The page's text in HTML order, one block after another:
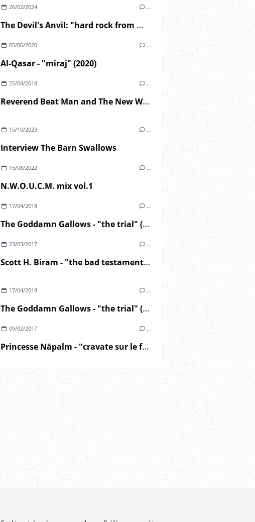
26/02/2024 …
The Devil's Anvil: "hard rock from middle east" (1967)
05/06/2020 …
Al-Qasar - "miraj" (2020)
25/04/2018 …
Reverend Beat Man and The New Wave - "blues trash" (2018)
15/10/2023 …
Interview The Barn Swallows
15/08/2022 …
N.W.O.U.C.M. mix vol.1
17/04/2018 …
The Goddamn Gallows - "the trial" (2018)
23/03/2017 …
Scott H. Biram - "the bad testament" (2017)
17/04/2018 …
The Goddamn Gallows - "the trial" (2018)
09/02/2017 …
Princesse Näpalm - "cravate sur le front" (2016)